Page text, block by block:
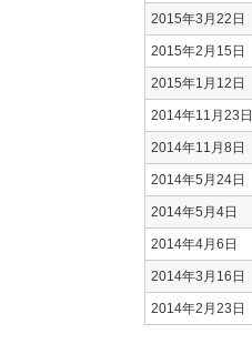
2015年3月22日
2015年2月15日
2015年1月12日
2014年11月23日
2014年11月8日
2014年5月24日
2014年5月4日
2014年4月6日
2014年3月16日
2014年2月23日